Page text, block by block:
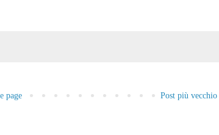
Post più vecchio
page